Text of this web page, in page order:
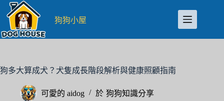
至
主
容
狗狗小屋
狗多大算成犬？犬隻成長階段解析與健康照顧指南
可愛的 aidog 於 狗狗知識分享